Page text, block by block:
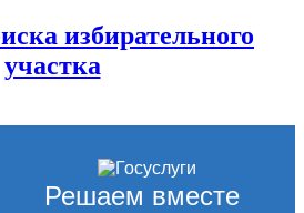
избирательного
участка
Решаем вместе